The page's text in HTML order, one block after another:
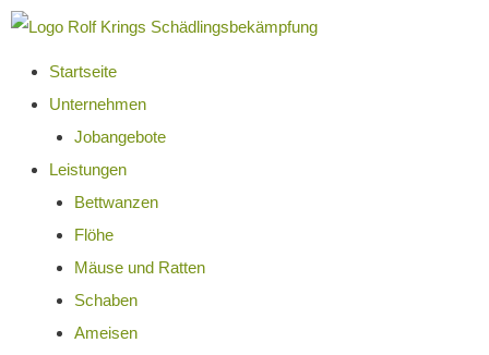
Startseite
Unternehmen
Jobangebote
Leistungen
Bettwanzen
Flöhe
Mäuse und Ratten
Schaben
Ameisen